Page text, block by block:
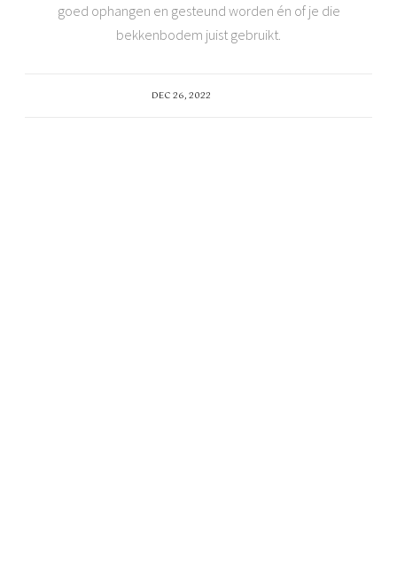
goed ophangen en gesteund worden én of je die
bekkenbodem juist gebruikt.
DEC 26, 2022